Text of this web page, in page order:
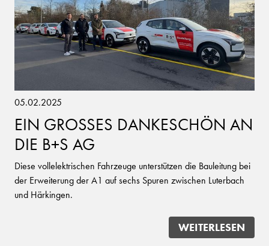
05.02.2025
EIN GROSSES DANKESCHÖN AN
DIE B+S AG
Diese vollelektrischen Fahrzeuge unterstützen die Bauleitung bei
der Erweiterung der A1 auf sechs Spuren zwischen Luterbach
und Härkingen.
WEITERLESEN